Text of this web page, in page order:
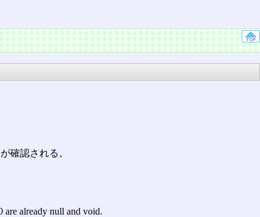
確認される。
are already null and void.